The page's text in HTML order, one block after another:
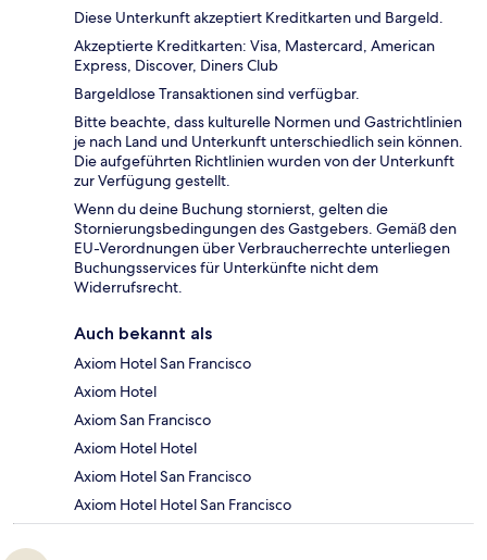
Diese Unterkunft akzeptiert Kreditkarten und Bargeld.
Akzeptierte Kreditkarten: Visa, Mastercard, American
Express, Discover, Diners Club
Bargeldlose Transaktionen sind verfügbar.
Bitte beachte, dass kulturelle Normen und Gastrichtlinien
je nach Land und Unterkunft unterschiedlich sein können.
Die aufgeführten Richtlinien wurden von der Unterkunft
zur Verfügung gestellt.
Wenn du deine Buchung stornierst, gelten die
Stornierungsbedingungen des Gastgebers. Gemäß den
EU-Verordnungen über Verbraucherrechte unterliegen
Buchungsservices für Unterkünfte nicht dem
Widerrufsrecht.
Auch bekannt als
Axiom Hotel San Francisco
Axiom Hotel
Axiom San Francisco
Axiom Hotel Hotel
Axiom Hotel San Francisco
Axiom Hotel Hotel San Francisco